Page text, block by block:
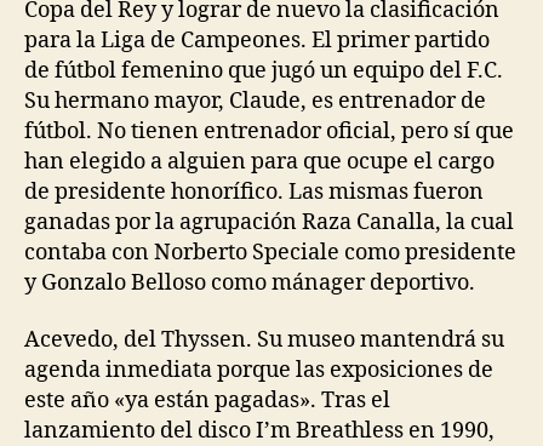
Copa del Rey y lograr de nuevo la clasificación
para la Liga de Campeones. El primer partido
de fútbol femenino que jugó un equipo del F.C.
Su hermano mayor, Claude, es entrenador de
fútbol. No tienen entrenador oficial, pero sí que
han elegido a alguien para que ocupe el cargo
de presidente honorífico. Las mismas fueron
ganadas por la agrupación Raza Canalla, la cual
contaba con Norberto Speciale como presidente
y Gonzalo Belloso como mánager deportivo.
Acevedo, del Thyssen. Su museo mantendrá su
agenda inmediata porque las exposiciones de
este año «ya están pagadas». Tras el
lanzamiento del disco I’m Breathless en 1990,